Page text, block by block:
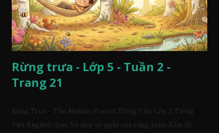
Rừng trưa - Lớp 5 - Tuần 2 -
Trang 21
Rừng Trưa - The Midday Forest Tiếng Việt Lớp 5 Tiếng
Việt English Quiz Vẻ đẹp uy nghi của rừng tràm Bấm để